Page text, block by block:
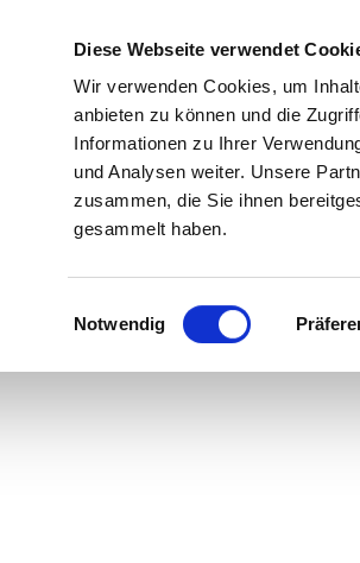
Diese Webseite verwendet
Wir verwenden Cookies, um
anbieten zu können und die
Informationen zu Ihrer
und Analysen weiter. Unsere
zusammen, die Sie ihnen
gesammelt haben.
Einwilligungsauswahl
Notwendig